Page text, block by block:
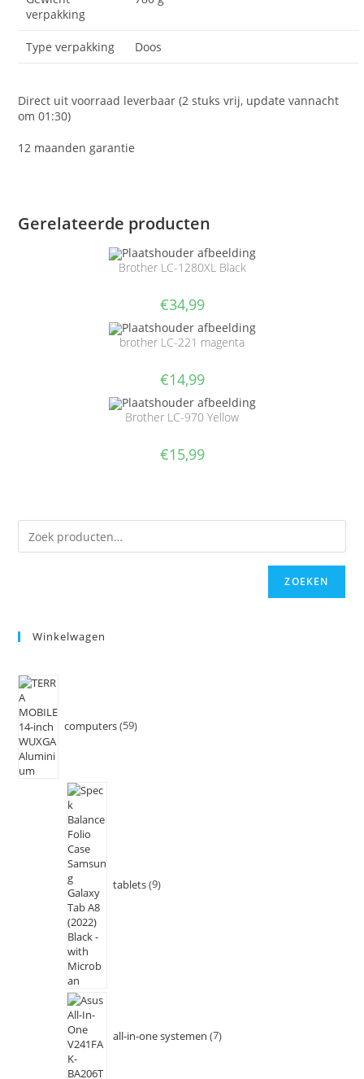
verpakking
Type verpakking Doos
Direct uit voorraad leverbaar (2 stuks vrij, update vannacht
om 01:30)
12 maanden garantie
Gerelateerde producten
Brother LC-1280XL Black
€34,99
brother LC-221 magenta
€14,99
Brother LC-970 Yellow
€15,99
ZOEKEN
Winkelwagen
computers 59
tablets 9
all-in-one systemen 7